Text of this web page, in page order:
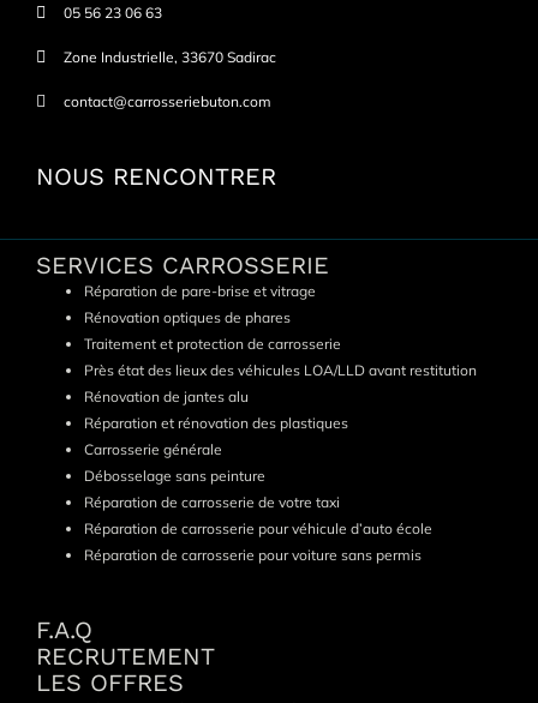
05 56 23 06 63
Zone Industrielle, 33670 Sadirac
contact@carrosseriebuton.com
NOUS RENCONTRER
SERVICES CARROSSERIE
Réparation de pare-brise et vitrage
Rénovation optiques de phares
Traitement et protection de carrosserie
Près état des lieux des véhicules LOA/LLD avant restitution
Rénovation de jantes alu
Réparation et rénovation des plastiques
Carrosserie générale
Débosselage sans peinture
Réparation de carrosserie de votre taxi
Réparation de carrosserie pour véhicule d’auto école
Réparation de carrosserie pour voiture sans permis
F.A.Q
RECRUTEMENT
LES OFFRES